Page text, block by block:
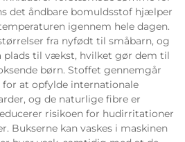
det åndbare bomuldsstof hjælper
igennem hele dagen.
fra nyfødt til småbarn, og
plads til vækst, hvilket gør dem til
børn. Stoffet gennemgår
at opfylde internationale
og de naturlige fibre er
risikoen for hudirritationer
Bukserne kan vaskes i maskinen